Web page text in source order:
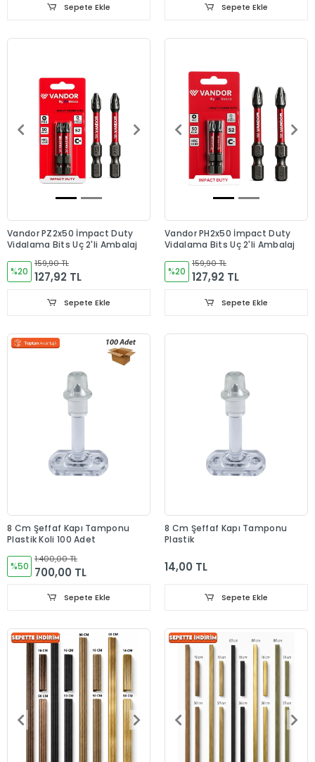
Sepete Ekle Sepete Ekle
Vandor PZ2x50 İmpact Duty
Vidalama Bits Uç 2'li Ambalaj
%20
159,90 TL
127,92 TL
Sepete Ekle
Vandor PH2x50 İmpact Duty
Vidalama Bits Uç 2'li Ambalaj
%20
159,90 TL
127,92 TL
Sepete Ekle
8 Cm Şeffaf Kapı Tamponu
Plastik Koli 100 Adet
%50
1.400,00 TL
700,00 TL
Sepete Ekle
8 Cm Şeffaf Kapı Tamponu
Plastik
14,00 TL
Sepete Ekle